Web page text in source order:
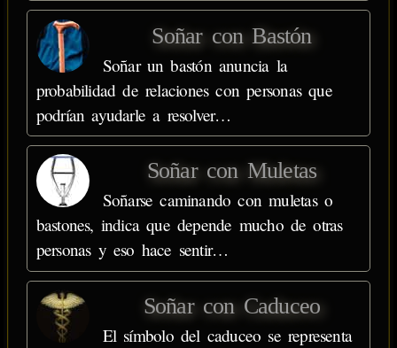
Soñar con Bastón
Soñar un bastón anuncia la
probabilidad de relaciones con personas que
podrían ayudarle a resolver…
Soñar con Muletas
Soñarse caminando con muletas o
bastones, indica que depende mucho de otras
personas y eso hace sentir…
Soñar con Caduceo
El símbolo del caduceo se representa